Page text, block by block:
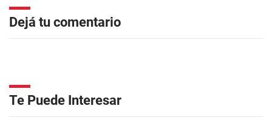
Dejá tu comentario
Te Puede Interesar